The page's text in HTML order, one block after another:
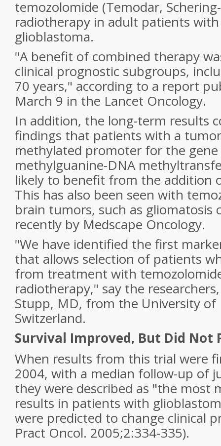
temozolomide (Temodar,
radiotherapy in adult patients
glioblastoma.
"A benefit of combined therapy
clinical prognostic subgroups,
70 years," according to a report
March 9 in the Lancet Oncology.
In addition, the long-term results
findings that patients with a
methylated promoter for the gene
methylguanine-DNA
likely to benefit from the addition
This has also been seen with
brain tumors, such as gliomatosis
recently by Medscape Oncology.
"We have identified the first
that allows selection of patients
from treatment with
radiotherapy," say the
Stupp, MD, from the University of
Switzerland.
Survival Improved, But Did Not
When results from this trial were
2004, with a median follow-up of
they were described as "the most
results in patients with
were predicted to change clinical
Pract Oncol. 2005;2:334-335).